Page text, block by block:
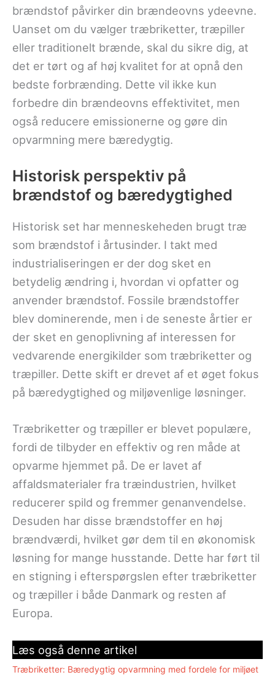
brændstof påvirker din brændeovns ydeevne.
Uanset om du vælger træbriketter, træpiller
eller traditionelt brænde, skal du sikre dig, at
det er tørt og af høj kvalitet for at opnå den
bedste forbrænding. Dette vil ikke kun
forbedre din brændeovns effektivitet, men
også reducere emissionerne og gøre din
opvarmning mere bæredygtig.
Historisk perspektiv på
brændstof og bæredygtighed
Historisk set har menneskeheden brugt træ
som brændstof i årtusinder. I takt med
industrialiseringen er der dog sket en
betydelig ændring i, hvordan vi opfatter og
anvender brændstof. Fossile brændstoffer
blev dominerende, men i de seneste årtier er
der sket en genoplivning af interessen for
vedvarende energikilder som træbriketter og
træpiller. Dette skift er drevet af et øget fokus
på bæredygtighed og miljøvenlige løsninger.
Træbriketter og træpiller er blevet populære,
fordi de tilbyder en effektiv og ren måde at
opvarme hjemmet på. De er lavet af
affaldsmaterialer fra træindustrien, hvilket
reducerer spild og fremmer genanvendelse.
Desuden har disse brændstoffer en høj
brændværdi, hvilket gør dem til en økonomisk
løsning for mange husstande. Dette har ført til
en stigning i efterspørgslen efter træbriketter
og træpiller i både Danmark og resten af
Europa.
Læs også denne artikel
Træbriketter: Bæredygtig opvarmning med fordele for miljøet